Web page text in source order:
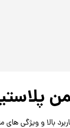
بالا و ویژگی